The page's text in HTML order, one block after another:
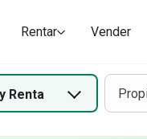
y Renta
Rentar Vender